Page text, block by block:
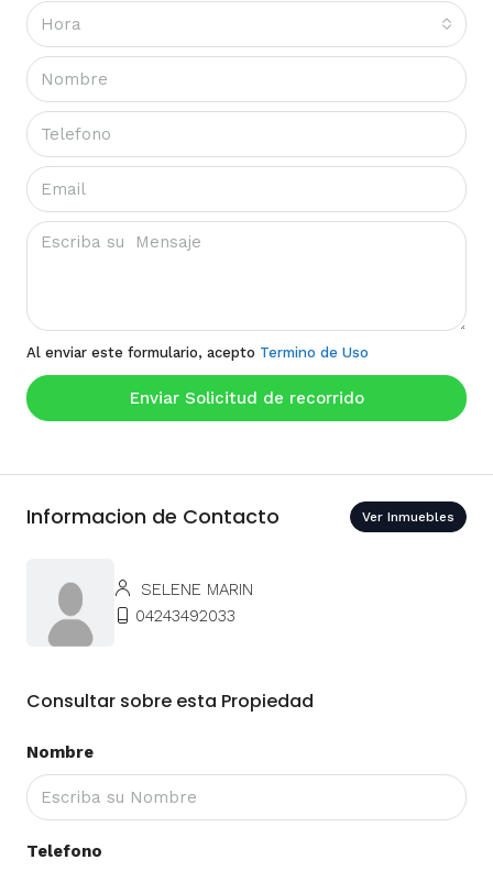
Hora
Al enviar este formulario, acepto Termino de Uso
Enviar Solicitud de recorrido
Informacion de Contacto Ver Inmuebles
SELENE MARIN
04243492033
Consultar sobre esta Propiedad
Nombre
Telefono